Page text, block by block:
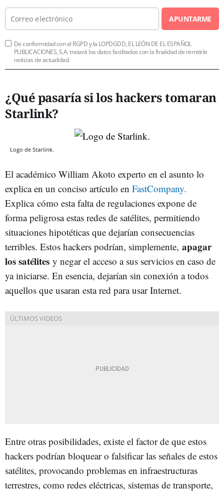
APUNTARME
De conformidad con el RGPD y la LOPDGDD, EL LEÓN DE EL ESPAÑOL
PUBLICACIONES, S.A. tratará los datos facilitados con la finalidad de remitirle
noticias de actualidad.
¿Qué pasaría si los hackers tomaran
Starlink?
Logo de Starlink.
El académico William Akoto experto en el asunto lo
explica en un conciso artículo en FastCompany.
Explica cómo esta falta de regulaciones expone de
forma peligrosa estas redes de satélites, permitiendo
situaciones hipotéticas que dejarían consecuencias
terribles. Estos hackers podrían, simplemente, apagar
los satélites y negar el acceso a sus servicios en caso de
ya iniciarse. En esencia, dejarían sin conexión a todos
aquellos que usaran esta red para usar Internet.
Entre otras posibilidades, existe el factor de que estos
hackers podrían bloquear o falsificar las señales de estos
satélites, provocando problemas en infraestructuras
terrestres, como redes eléctricas, sistemas de transporte,